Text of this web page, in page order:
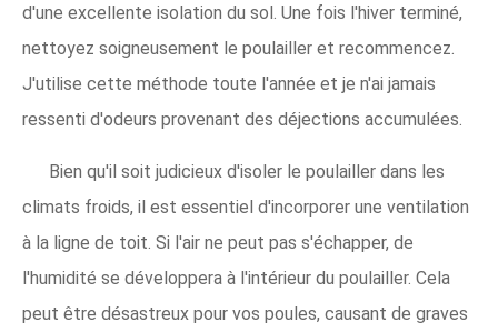
d'une excellente isolation du sol. Une fois l'hiver terminé,
nettoyez soigneusement le poulailler et recommencez.
J'utilise cette méthode toute l'année et je n'ai jamais
ressenti d'odeurs provenant des déjections accumulées.
Bien qu'il soit judicieux d'isoler le poulailler dans les
climats froids, il est essentiel d'incorporer une ventilation
à la ligne de toit. Si l'air ne peut pas s'échapper, de
l'humidité se développera à l'intérieur du poulailler. Cela
peut être désastreux pour vos poules, causant de graves